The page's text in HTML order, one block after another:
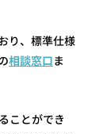
り、標準仕様
相談窓口ま
ことができ